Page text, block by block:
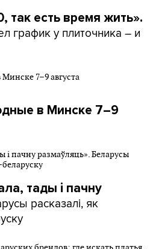
так есть время жить».
график у плиточника – и
в Минске 7–9
тады і пачну
расказалі, як